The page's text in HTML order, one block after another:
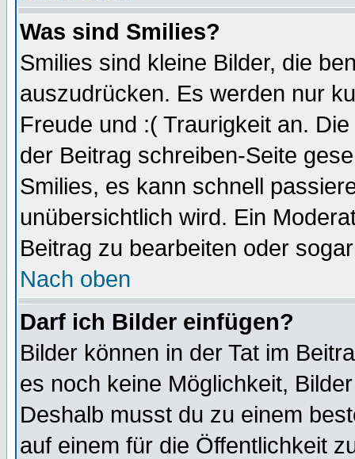
Was sind Smilies?
Smilies sind kleine Bilder, die
auszudrücken. Es werden nur
Freude und :( Traurigkeit an.
der Beitrag schreiben-Seite
Smilies, es kann schnell
unübersichtlich wird. Ein
Beitrag zu bearbeiten oder
Nach oben
Darf ich Bilder einfügen?
Bilder können in der Tat im
es noch keine Möglichkeit,
Deshalb musst du zu einem
auf einem für die Öffentlichkeit